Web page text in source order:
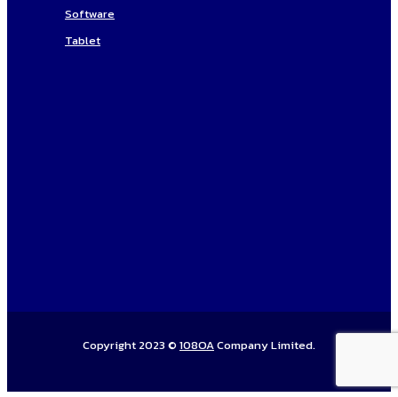
Software
Tablet
Copyright 2023 © 108OACompany Limited.